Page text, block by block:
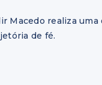
Macedo realiza
de fé.